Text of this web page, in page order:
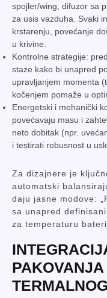
spojler/wing, difuzor sa
za usis vazduha. Svaki
krstarenju, povećanje
u krivine.
Kontrolne strategije:
staze kako bi unapred
upravljanjem momenta
kočenjem pomaže u
Energetski i mehanički
povećavaju masu i
neto dobitak (npr.
i testirati robusnost u
Za dizajnere je
automatski
daju jasne modove:
sa unapred
za temperaturu